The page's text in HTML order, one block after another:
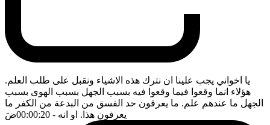
يا اخواني يجب علينا ان نترك هذه الاشياء ونقبل على طلب العلم.
هؤلاء انما وقعوا فيما وقعوا فيه بسبب الجهل بسبب الهوى بسبب
الجهل ما عندهم علم. ما يعرفون حد الفسق من البدعة من الكفر ما
يعرفون هذا. او انه - 00:00:20 ضَ